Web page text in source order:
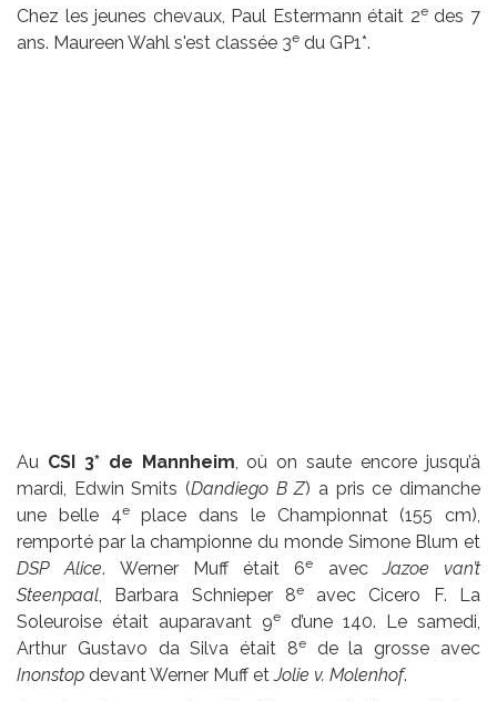
Chez les jeunes chevaux, Paul Estermann était 2edes 7
ans. Maureen Wahl s'est classée 3e du GP1*.
Au CSI 3* de Mannheim, où on saute encore jusqu’à
mardi, Edwin Smits (Dandiego B Z) a pris ce dimanche
une belle 4eplace dans le Championnat (155 cm),
remporté par la championne du monde Simone Blum et
DSP Alice. Werner Muff était 6e avecJazoe van’t
Steenpaal, Barbara Schnieper 8e avec Cicero F. La
Soleuroise était auparavant 9e
d’une 140. Le samedi,
Arthur Gustavo da Silva était 8ede la grosse avec
Inonstop devant Werner Muff etJolie v. Molenhof.